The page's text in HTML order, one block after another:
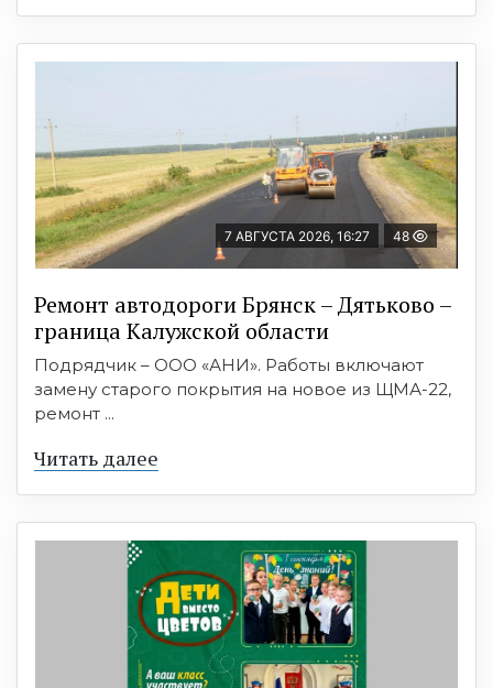
7 АВГУСТА 2026, 16:27 48
Ремонт автодороги Брянск – Дятьково –
граница Калужской области
Подрядчик – ООО «АНИ». Работы включают
замену старого покрытия на новое из ЩМА-22,
ремонт ...
Читать далее